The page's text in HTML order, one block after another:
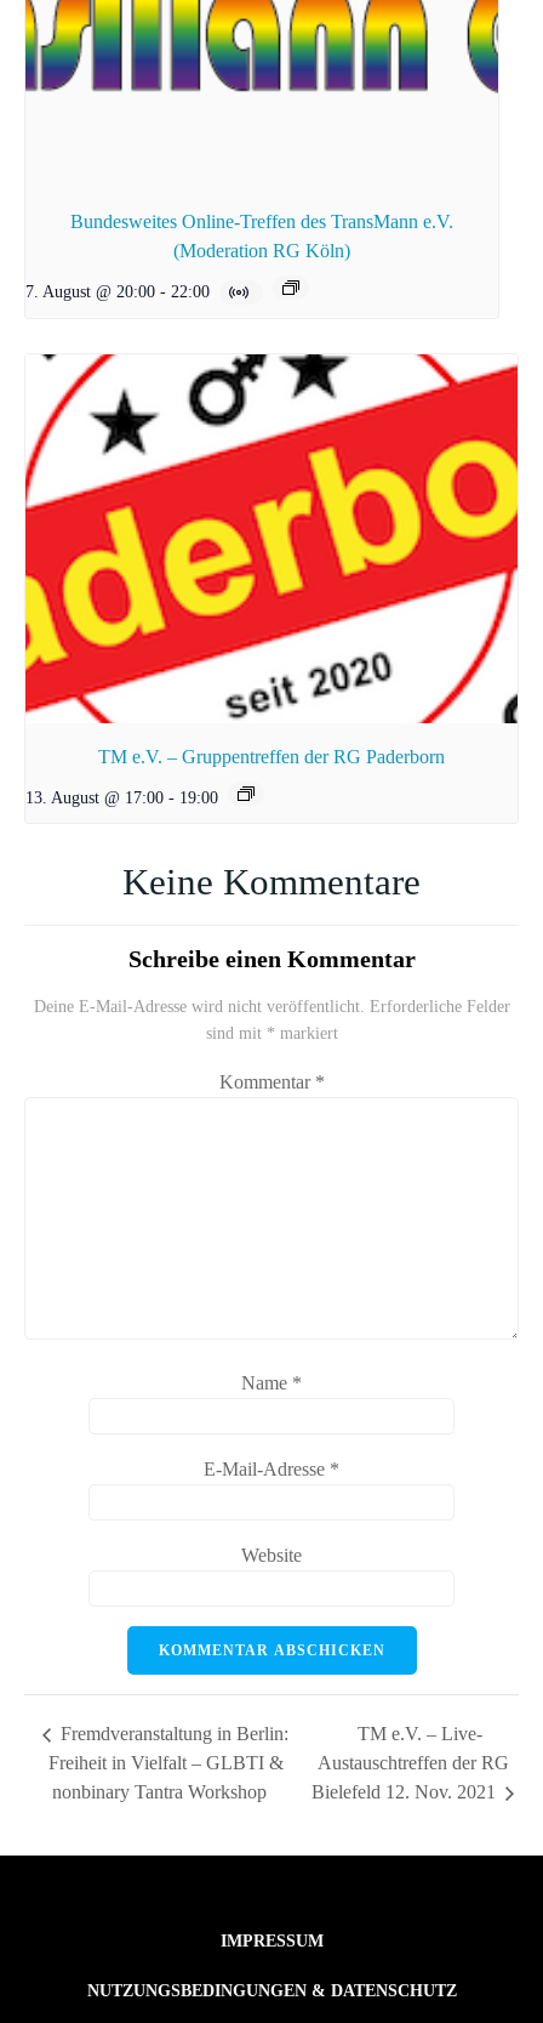
Bundesweites Online-Treffen des TransMann e.V.
(Moderation RG Köln)
7. August @ 20:00 - 22:00
TM e.V. – Gruppentreffen der RG Paderborn
13. August @ 17:00 - 19:00
Keine Kommentare
Schreibe einen Kommentar
Deine E-Mail-Adresse wird nicht veröffentlicht. Erforderliche Felder
sind mit * markiert
Kommentar *
Name *
E-Mail-Adresse *
Website
Fremdveranstaltung in Berlin:
Freiheit in Vielfalt – GLBTI &
nonbinary Tantra Workshop
TM e.V. – Live-
Austauschtreffen der RG
Bielefeld 12. Nov. 2021
IMPRESSUM
NUTZUNGSBEDINGUNGEN & DATENSCHUTZ